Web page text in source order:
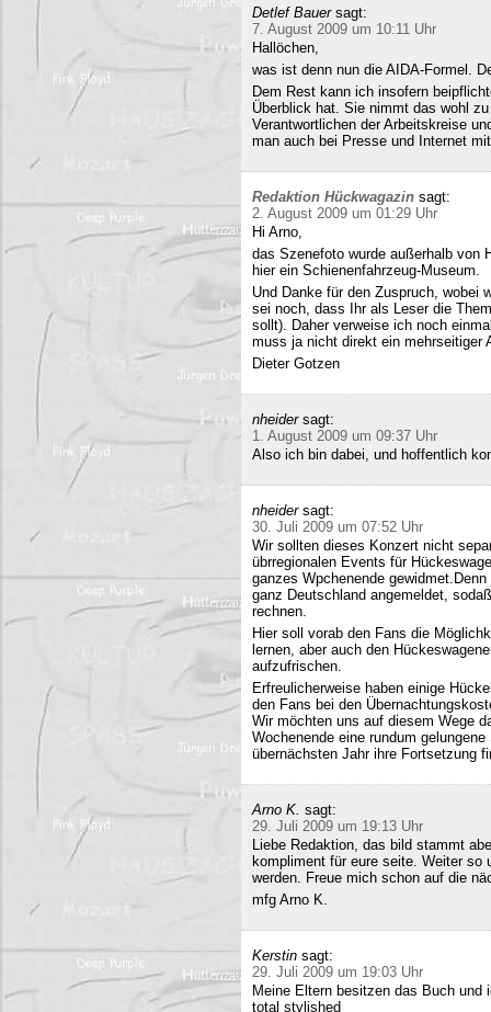
Detlef Bauer sagt:
7. August 2009 um 10:11 Uhr
Hallöchen,
was ist denn nun die AIDA-Formel.
Dem Rest kann ich insofern
Überblick hat. Sie nimmt das wohl
Verantwortlichen der Arbeitskreise
man auch bei Presse und Internet
Redaktion Hückwagazin sagt:
2. August 2009 um 01:29 Uhr
Hi Arno,
das Szenefoto wurde außerhalb von
hier ein Schienenfahrzeug-Museum.
Und Danke für den Zuspruch, wobei
sei noch, dass Ihr als Leser die
sollt). Daher verweise ich noch
muss ja nicht direkt ein mehrseitiger
Dieter Gotzen
nheider sagt:
1. August 2009 um 09:37 Uhr
Also ich bin dabei, und hoffentlich
nheider sagt:
30. Juli 2009 um 07:52 Uhr
Wir sollten dieses Konzert nicht
übrregionalen Events für
ganzes Wpchenende
ganz Deutschland angemeldet,
rechnen.
Hier soll vorab den Fans die
lernen, aber auch den
aufzufrischen.
Erfreulicherweise haben einige
den Fans bei den
Wir möchten uns auf diesem Wege
Wochenende eine rundum
übernächsten Jahr ihre Fortsetzung
Arno K. sagt:
29. Juli 2009 um 19:13 Uhr
Liebe Redaktion, das bild stammt
kompliment für eure seite. Weiter so
werden. Freue mich schon auf die
mfg Arno K.
Kerstin sagt:
29. Juli 2009 um 19:03 Uhr
Meine Eltern besitzen das Buch
total stylished